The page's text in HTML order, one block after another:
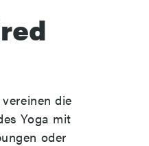
die
Yoga mit
oder